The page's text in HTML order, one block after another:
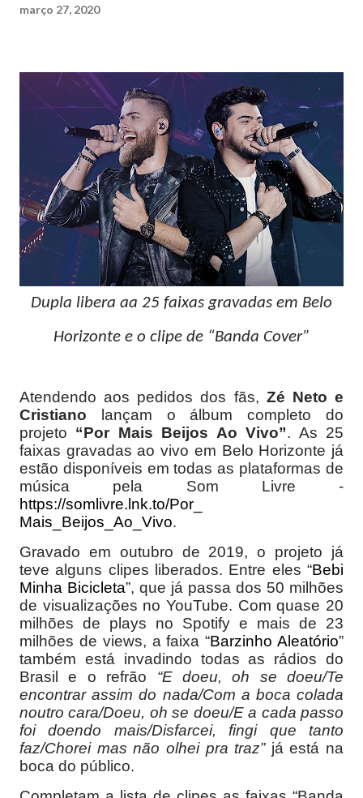
março 27, 2020
Dupla libera aa 25 faixas gravadas em Belo
Horizonte e o clipe de “Banda Cover”
Atendendo aos pedidos dos fãs, Zé Neto e
Cristiano lançam o álbum completo do
projeto “Por Mais Beijos Ao Vivo”. As 25
faixas gravadas ao vivo em Belo Horizonte já
estão disponíveis em todas as plataformas de
música pela Som Livre -
https://somlivre.lnk.to/Por_
Mais_Beijos_Ao_Vivo.
Gravado em outubro de 2019, o projeto já
teve alguns clipes liberados. Entre eles “Bebi
Minha Bicicleta”, que já passa dos 50 milhões
de visualizações no YouTube. Com quase 20
milhões de plays no Spotify e mais de 23
milhões de views, a faixa “Barzinho Aleatório”
também está invadindo todas as rádios do
Brasil e o refrão “E doeu, oh se doeu/Te
encontrar assim do nada/Com a boca colada
noutro cara/Doeu, oh se doeu/E a cada passo
foi doendo mais/Disfarcei, fingi que tanto
faz/Chorei mas não olhei pra traz”já está na
boca do público.